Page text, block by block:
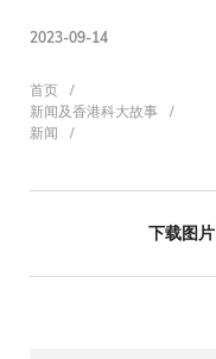
2023-09-14
面
包
屑
首页
新闻及香港科大故事
新闻
下载图片